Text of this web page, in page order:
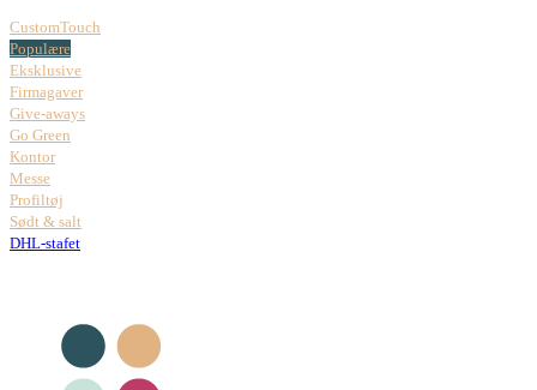
CustomTouch
Populære
Eksklusive
Firmagaver
Give-aways
Go Green
Kontor
Messe
Profiltøj
Sødt & salt
DHL-stafet